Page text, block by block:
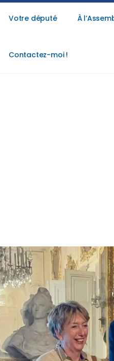
Votre député À
Contactez-moi !